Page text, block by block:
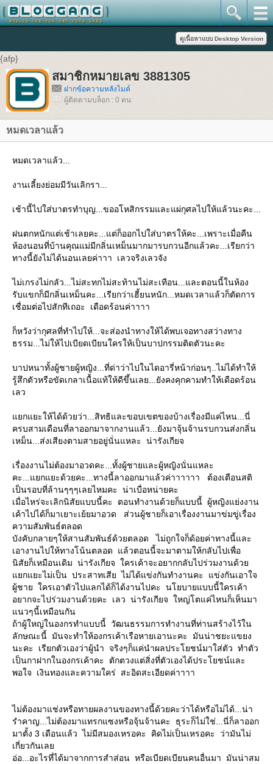
{afp}
สมาชิกหมายเลข 3881305
ฝากข้อความหลังไมค์
ผู้ติดตามบล็อก : 0 คน
หมดเวลาแล้ว
หมดเวลาแล้ว...
งานเลี้ยงย่อมมีวันเลิกรา...
เช้านี้ไปใส่บาตรทำบุญ...ขออโหสิกรรมและแผ่กุศลไปให้แล้วนะคะ...
ฝนตกหนักแต่เช้าเลยคะ...แต่ก็ออกไปใส่บาตรให้คะ...เพราะเมื่อคืน
ห้องนอนที่บ้านคุณแม่มีกลิ่นเหม็นมากมารบกวนอีกแล้วคะ...เรียกว่า
ทางนี้ยังไม่ได้นอนเลยค่าาา เลวจริงเลวจัง
ไม่เกรงไม่กลัว...ไม่สะทกไม่สะท้านไม่สะเทือน...และตอนนี้ในห้อง
รับแขกก็มีกลิ่นเหม็นคะ...เรียกว่าเฮี้ยนหนัก...หมดเวลาแล้วก็ตัดการ
เชื่อมต่อไปสักทีเถอะ เดือดร้อนค่าาาา
ก็หวังว่ากุศลที่ทำไปให้...จะส่องนำทางให้ได้พบเจอทางสว่างทาง
ธรรม...ไม่ให้ไปเบียดเบียนใครให้เป็นบาปกรรมติดตัวนะคะ
บาปหนาทั้งผู้ชายผู้หญิง...ที่ด่าว่าไปในไดอารี่หน้าก่อนๆ..ไม่ได้ทำให้
รู้สึกตัวหรือขัดเกลาเนื้อแท้ให้ดีขึ้นเลย...ยังคงคุกคามทำให้เดือดร้อน
เลว
แยกแยะให้ได้ด้วยว่า...สิทธิและขอบเขตของบ้างเรื่องมีแค่ไหน...นี่
ครบสามเดือนที่ลาออกมาจากงานแล้ว...ยังมาจุ้นจ้านรบกวนส่งกลิ่น
เหม็น...ส่งเสียงตามสายอยู่นั่นแหละ น่ารังเกียจ
เรื่องงานไม่ต้องมาอวดคะ...ทั้งผู้ชายและผู้หญิงนั่นแหละ
คะ...แยกแยะด้วยคะ...ทางนี้ลาออกมาแล้วค่าาาาาา ต้องเตือนสติ
เป็นรอบที่ล้านๆๆๆเลยไหมคะ น่าเบื่อหน่ายคะ
เมื่อไหร่จะเลิกนิสัยแบบนี้คะ ตอนทำงานด้วยก็แบบนี้ ผู้หญิงแย่งงาน
เค้าไปได้ก็มาเยาะเย้ยมาอวด ส่วนผู้ชายก็เอาเรื่องงานมาข่มขู่เรื่อง
ความสัมพันธ์ตลอด
บังคับกลายๆให้สานสัมพันธ์ด้วยตลอด ไม่ถูกใจก็ด้อยค่าทางนี้และ
เอางานไปให้ทางโน้นตลอด แล้วตอนนี้จะมาตามให้กลับไปเพื่อ
นิสัยก็เหมือนเดิม น่ารังเกียจ ใครเค้าจะอยากกลับไปร่วมงานด้วย
แยกแยะไม่เป็น ประสาทเสีย ไม่ได้แข่งกันทำงานคะ แข่งกันเอาใจ
ผู้ชาย ใครเอาตัวไปแลกได้ก็ได้งานไปคะ นโยบายแบบนี้ใครเค้า
อยากจะไปร่วมงานด้วยคะ เลว น่ารังเกียจ ใหญ่โตแค่ไหนก็เห็นมา
แนวๆนี้เหมือนกัน
ถ้าผู้ใหญ่ในองกรทำแบบนี้ วัฒนธรรมการทำงานที่ท่านสร้างไว้ใน
ลักษณะนี้ มันจะทำให้องกรเค้าเรือหายเอานะคะ มันน่าชยะแขยง
นะคะ เรียกตัวเองว่าผู้นำ จริงๆก็แค่นำผลประโยชน์มาใส่ตัว ทำตัว
เป็นกาฝากในองกรเค้าคะ ตักตวงแต่สิ่งที่ตัวเองได้ประโยชน์และ
พอใจ เงินทองและความใคร่ สะอิดสะเอียดค่าาาา
ไม่ต้องมาแช่งหรือทายผลงานของทางนี้ด้วยคะว่าได้หรือไม่ได้...น่า
รำคาญ...ไม่ต้องมาแทรกแซงหรือจุ้นจ้านคะ ธุระก็ไม่ใช่...นี่ก็ลาออก
มาตั้ง 3 เดือนแล้ว ไม่มีสมองเหรอคะ คิดไม่เป็นเหรอคะ ว่ามันไม่
เกี่ยวกันเลย
อ่อ...อะไรที่ได้มาจากการสำส่อน หรือเบียดเบียนคนอื่นมา มันน่าสม